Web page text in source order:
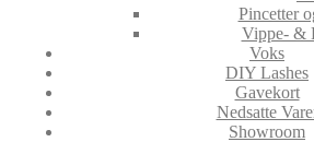
Pincetter
Vippe- &
Voks
DIY Lashes
Gavekort
Nedsatte
Showroom